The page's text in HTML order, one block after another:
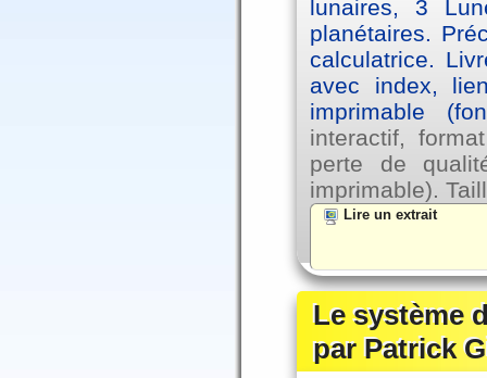
lunaires, 3
planétaires.
calculatrice.
avec index,
imprimable
interactif,
perte de
imprimable).
Lire un extrait
Le système
par Patrick